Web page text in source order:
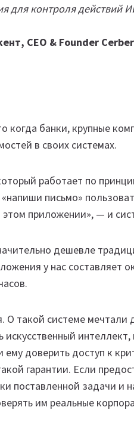
для контроля действий
CEO & Founder
банки, крупные
в своих системах.
работает по
письмо»
приложении», — и
дешевле
у нас составляет
О такой системе мечтали
доверить доступ к
гарантии. Если
поставленной задачи и
им реальные